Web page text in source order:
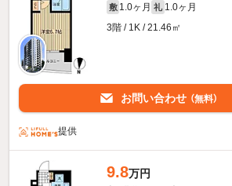
敷 1.0ヶ月 礼 1.0ヶ月
3階 / 1K / 21.46㎡
お問い合わせ （無料）
提供
9.8万円